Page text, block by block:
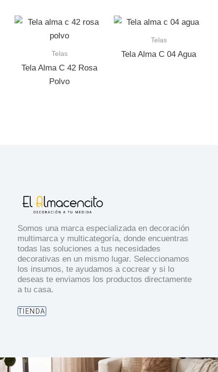
Telas
Tela Alma C 42 Rosa
Polvo
Telas
Tela Alma C 04 Agua
Somos una marca especializada en decoración
multimarca y multicategoría, donde encuentras
todas las soluciones a tus necesidades
decorativas en un mismo lugar. Seleccionamos
los insumos, te ayudamos a cocrear y si lo
deseas te enviamos los productos directamente
a tu casa.
TIENDA